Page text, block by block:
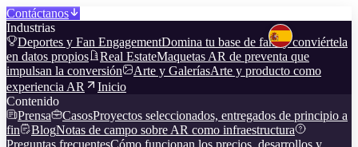
Contáctanos
Industrias
Deportes y Fan EngagementDomina tu base de fans y conviértela
en datos propios
Real EstateMaquetas AR de preventa que
impulsan la conversión
Arte y GaleríasArte y producto como
experiencia AR
Inicio
Contenido
Prensa
CasosProyectos seleccionados, entregados de principio a
fin
BlogNotas de campo sobre AR como infraestructura
Preguntas frecuentesCómo funcionan los precios, desarrollos y